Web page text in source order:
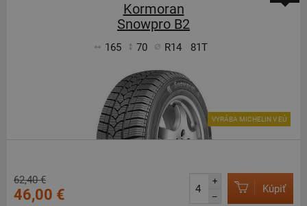
Kormoran
Snowpro B2
165 70 R14 81T
VYRÁBA MICHELIN V EÚ
62,40 €
46,00 €
+
–
Kúpiť